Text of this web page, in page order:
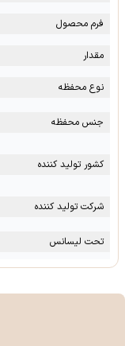
فرم محصول
مقدار
نوع محفظه
جنس محفظه
کشور تولید کننده
شرکت تولید کننده
تحت لیسانس